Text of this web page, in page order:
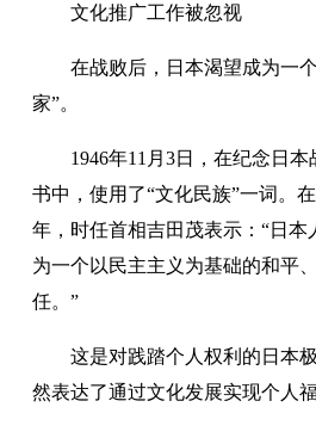
文化推广工作被忽视
在战败后，日本渴望成为一
家”。
1946年11月3日，在纪念日
书中，使用了“文化民族”一词。
年，时任首相吉田茂表示：“日本
为一个以民主主义为基础的和平
任。”
这是对践踏个人权利的日本
然表达了通过文化发展实现个人福